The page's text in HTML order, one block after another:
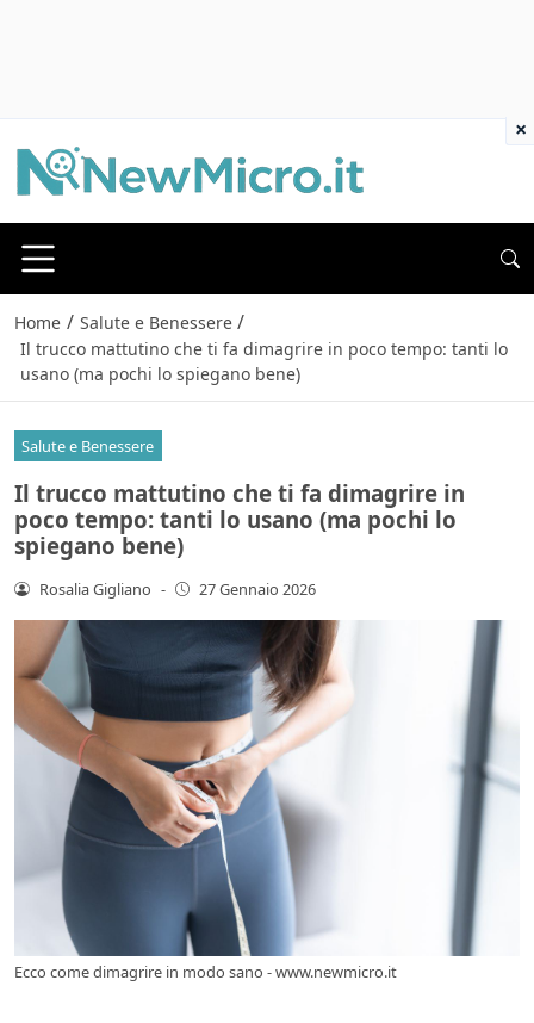
Home / Salute e Benessere /
Il trucco mattutino che ti fa dimagrire in poco tempo: tanti lo
usano (ma pochi lo spiegano bene)
Salute e Benessere
Il trucco mattutino che ti fa dimagrire in
poco tempo: tanti lo usano (ma pochi lo
spiegano bene)
Rosalia Gigliano - 27 Gennaio 2026
Ecco come dimagrire in modo sano - www.newmicro.it
×